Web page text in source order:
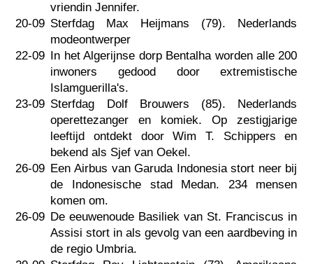
vriendin Jennifer.
20-09 Sterfdag Max Heijmans (79). Nederlands
modeontwerper
22-09 In het Algerijnse dorp Bentalha worden alle 200
inwoners gedood door extremistische
Islamguerilla's.
23-09 Sterfdag Dolf Brouwers (85). Nederlands
operettezanger en komiek. Op zestigjarige
leeftijd ontdekt door Wim T. Schippers en
bekend als Sjef van Oekel.
26-09 Een Airbus van Garuda Indonesia stort neer bij
de Indonesische stad Medan. 234 mensen
komen om.
26-09 De eeuwenoude Basiliek van St. Franciscus in
Assisi stort in als gevolg van een aardbeving in
de regio Umbria.